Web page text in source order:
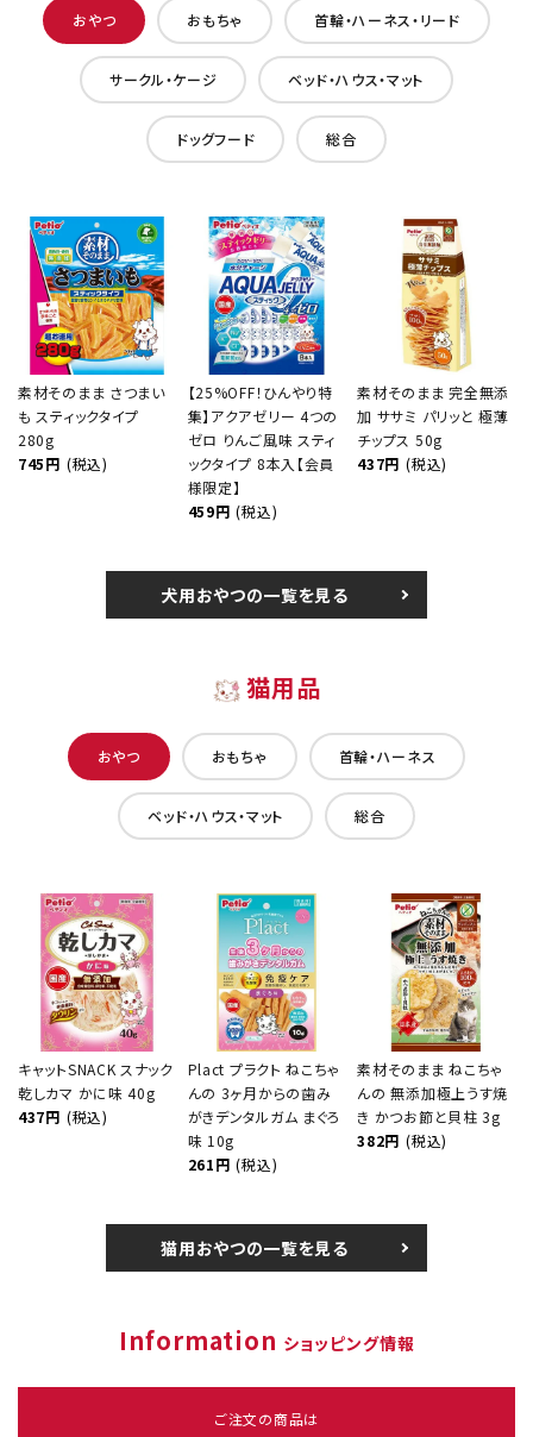
おやつ おもちゃ 首輪・ハーネス・リード
サークル・ケージ ベッド・ハウス・マット
ドッグフード 総合
素材そのまま さつまい
も スティックタイプ
280g
745円 (税込)
【25%OFF！ひんやり特
集】アクアゼリー 4つの
ゼロ りんご風味 スティ
ックタイプ 8本入【会員
様限定】
459円 (税込)
素材そのまま 完全無添
加 ササミ パリッと 極薄
チップス 50g
437円 (税込)
犬用おやつの一覧を見る
猫用品
おやつ おもちゃ 首輪・ハーネス
ベッド・ハウス・マット 総合
キャットSNACK スナック
乾しカマ かに味 40g
437円 (税込)
Plact プラクト ねこちゃ
んの 3ヶ月からの歯み
がきデンタルガム まぐろ
味 10g
261円 (税込)
素材そのまま ねこちゃ
んの 無添加極上うす焼
き かつお節と貝柱 3g
382円 (税込)
猫用おやつの一覧を見る
Information ショッピング情報
ご注文の商品は